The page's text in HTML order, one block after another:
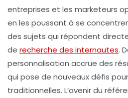
entreprises et les marketeurs
en les poussant à se
des sujets qui répondent
de recherche des internautes.
personnalisation accrue des
qui pose de nouveaux défis
traditionnelles. L’avenir du